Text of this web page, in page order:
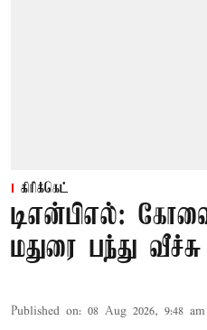
கிரிக்கெட்
டிஎன்பிஎல்:
மதுரை பந்து வீச்சு
Published on: 08 Aug 2026, 9:48 am